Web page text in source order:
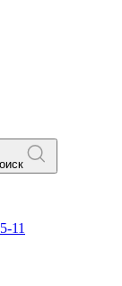
11